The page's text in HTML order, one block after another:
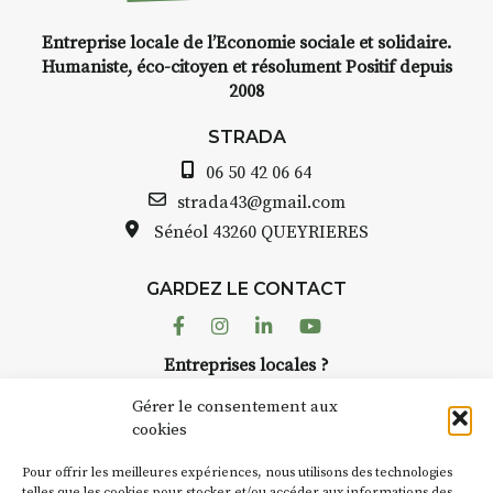
Gérer le consentement aux
cookies
Pour offrir les meilleures expériences, nous utilisons des technologies
INTERVIEW
avez ouvert une galerie à
Auzon…
Bernard TURLE Le Fumoir n’est
pas une galerie permanente.
AuzonToujours organise
dans le village. Des artistes et
caves, les granges d’Auzon. Le
Fumoir est l’un de ces espaces
d’autres activités culturelles de
Entreprise locale de l’Economie sociale et solidaire.
Humaniste, éco-citoyen et résolument Positif depuis
2008
STRADA
06 50 42 06 64
strada43@gmail.com
Sénéol 43260 QUEYRIERES
GARDEZ LE CONTACT
FacebookInstagram
LinkedinYoutube
Entreprises locales ?